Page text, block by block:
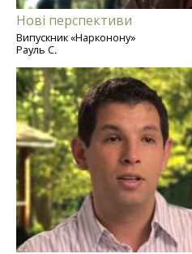
Нові перспективи
Випускник «Нарконону»
Рауль С.